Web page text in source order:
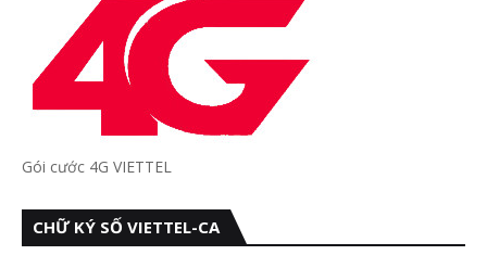
Gói cước 4G VIETTEL
CHỮ KÝ SỐ VIETTEL-CA